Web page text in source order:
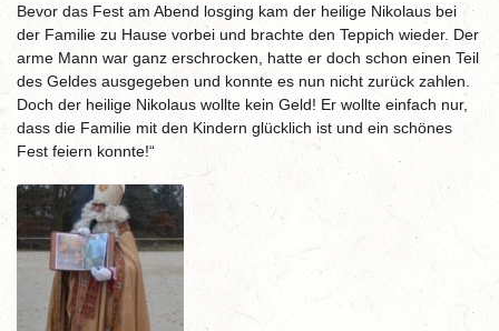
Bevor das Fest am Abend losging kam der heilige Nikolaus bei
der Familie zu Hause vorbei und brachte den Teppich wieder. Der
arme Mann war ganz erschrocken, hatte er doch schon einen Teil
des Geldes ausgegeben und konnte es nun nicht zurück zahlen.
Doch der heilige Nikolaus wollte kein Geld! Er wollte einfach nur,
dass die Familie mit den Kindern glücklich ist und ein schönes
Fest feiern konnte!“